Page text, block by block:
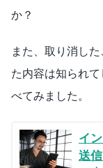
か？
また、取り消し
た内容は知られ
べてみました。
イ
送